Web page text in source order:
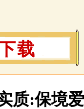
载
质:保境